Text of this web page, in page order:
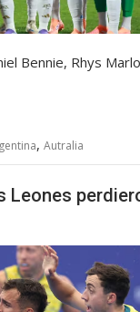
Bennie, Rhys
, Autralia
Leones